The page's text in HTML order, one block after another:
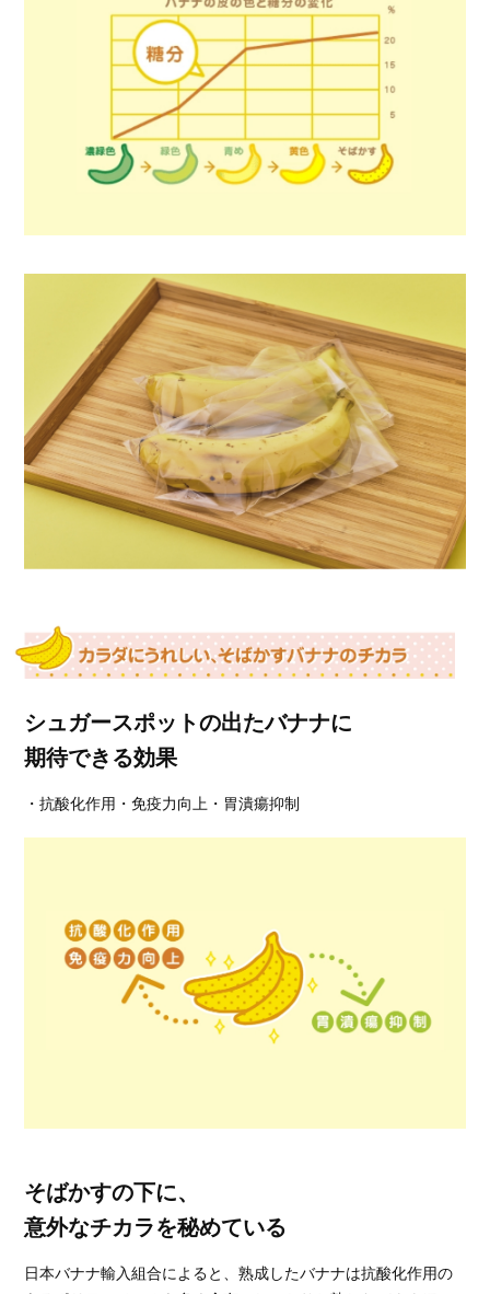
シュガースポットの出たバナナに
期待できる効果
・抗酸化作用・免疫力向上・胃潰瘍抑制
そばかすの下に、
意外なチカラを秘めている
日本バナナ輸入組合によると、熟成したバナナは抗酸化作用の